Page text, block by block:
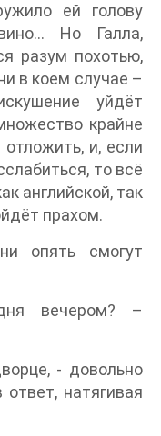
ей голову
Но Галла,
разум похотью,
в коем случае –
уйдёт
крайне
и, если
то всё
английской, так
прахом.
опять смогут
вечером? –
- довольно
ответ, натягивая